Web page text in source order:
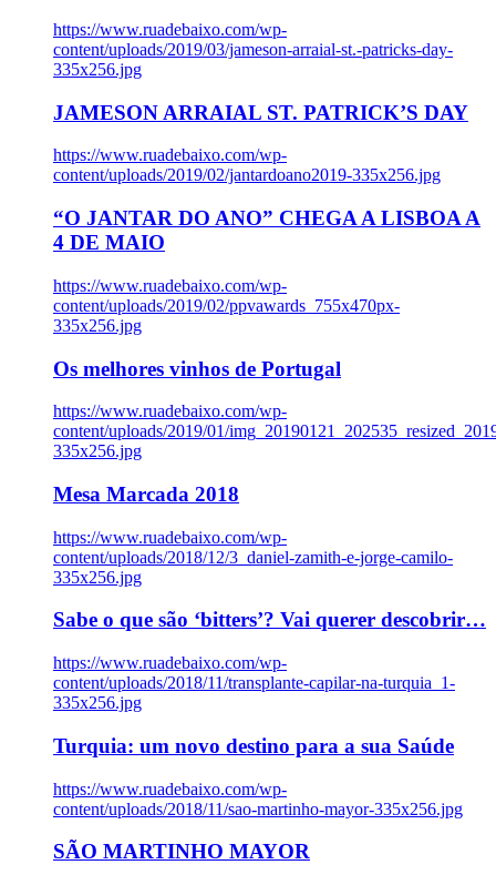
https://www.ruadebaixo.com/wp-
content/uploads/2019/03/jameson-arraial-st.-patricks-day-
335x256.jpg
JAMESON ARRAIAL ST. PATRICK’S DAY
https://www.ruadebaixo.com/wp-
content/uploads/2019/02/jantardoano2019-335x256.jpg
“O JANTAR DO ANO” CHEGA A LISBOA A
4 DE MAIO
https://www.ruadebaixo.com/wp-
content/uploads/2019/02/ppvawards_755x470px-
335x256.jpg
Os melhores vinhos de Portugal
https://www.ruadebaixo.com/wp-
content/uploads/2019/01/
335x256.jpg
Mesa Marcada 2018
https://www.ruadebaixo.com/wp-
content/uploads/2018/12/3_daniel-zamith-e-jorge-camilo-
335x256.jpg
Sabe o que são ‘bitters’? Vai querer descobrir…
https://www.ruadebaixo.com/wp-
content/uploads/2018/11/transplante-capilar-na-turquia_1-
335x256.jpg
Turquia: um novo destino para a sua Saúde
https://www.ruadebaixo.com/wp-
content/uploads/2018/11/sao-martinho-mayor-335x256.jpg
SÃO MARTINHO MAYOR